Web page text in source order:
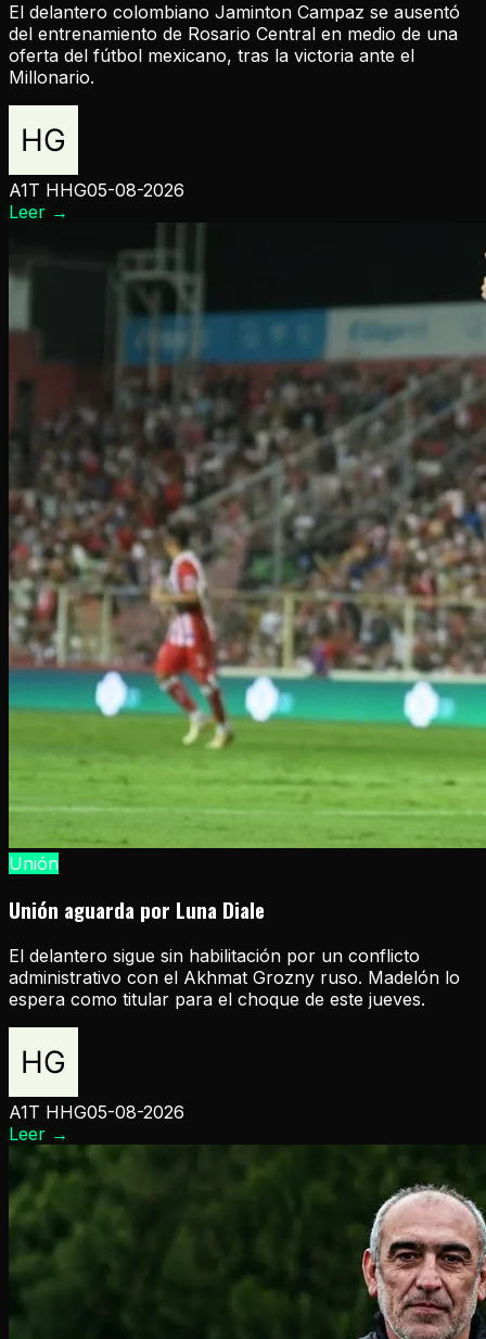
El delantero colombiano Jaminton Campaz se ausentó
del entrenamiento de Rosario Central en medio de una
oferta del fútbol mexicano, tras la victoria ante el
Millonario.
A1T HHG05-08-2026
Leer →
Unión
Unión aguarda por Luna Diale
El delantero sigue sin habilitación por un conflicto
administrativo con el Akhmat Grozny ruso. Madelón lo
espera como titular para el choque de este jueves.
A1T HHG05-08-2026
Leer →